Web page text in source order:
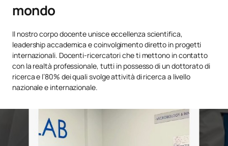
mondo
Il nostro corpo docente unisce eccellenza scientifica,
leadership accademica e coinvolgimento diretto in progetti
internazionali. Docenti-ricercatori che ti mettono in contatto
con la realtà professionale, tutti in possesso di un dottorato di
ricerca e l’80% dei quali svolge attività di ricerca a livello
nazionale e internazionale.